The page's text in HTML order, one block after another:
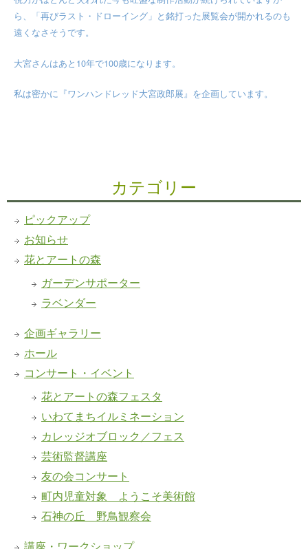
ら、「再びラスト・ドローイング」と銘打った展覧会が開かれるのも
遠くなさそうです。
大宮さんはあと 10年で100歳になります。
私は密かに『ワンハンドレッド大宮政郎展』を企画しています。
カテゴリー
ピックアップ
お知らせ
花とアートの森
ガーデンサポーター
ラベンダー
企画ギャラリー
ホール
コンサート・イベント
花とアートの森フェスタ
いわてまちイルミネーション
カレッジオブロック／フェス
芸術監督講座
友の会コンサート
町内児童対象 ようこそ美術館
石神の丘 野鳥観察会